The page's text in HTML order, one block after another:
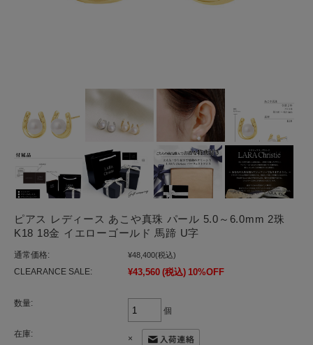
ピアス レディース あこや真珠 パール 5.0～6.0mm 2珠
K18 18金 イエローゴールド 馬蹄 U字
通常価格: ¥48,400(税込)
CLEARANCE SALE: ¥43,560 (税込) 10%OFF
数量:
個
在庫:
×